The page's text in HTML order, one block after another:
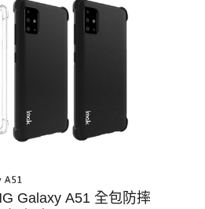
Galaxy A51 全包防摔